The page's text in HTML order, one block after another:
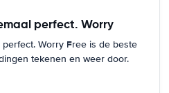
perfect. Worry
Worry Free is de beste
tekenen en weer door.